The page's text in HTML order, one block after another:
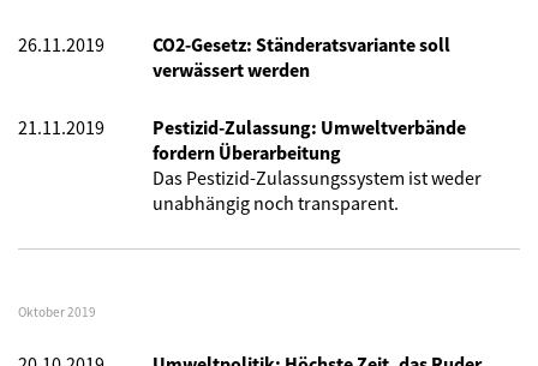
26.11.2019
CO2-Gesetz: Ständeratsvariante soll
verwässert werden
21.11.2019
Pestizid-Zulassung: Umweltverbände
fordern Überarbeitung
Das Pestizid-Zulassungssystem istweder
unabhängig noch transparent.
Oktober 2019